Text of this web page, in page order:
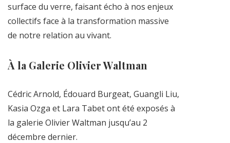
surface du verre, faisant écho à nos enjeux
collectifs face à la transformation massive
de notre relation au vivant.
À la Galerie Olivier Waltman
Cédric Arnold, Édouard Burgeat, Guangli Liu,
Kasia Ozga et Lara Tabet ont été exposés à
la galerie Olivier Waltman jusqu’au 2
décembre dernier.